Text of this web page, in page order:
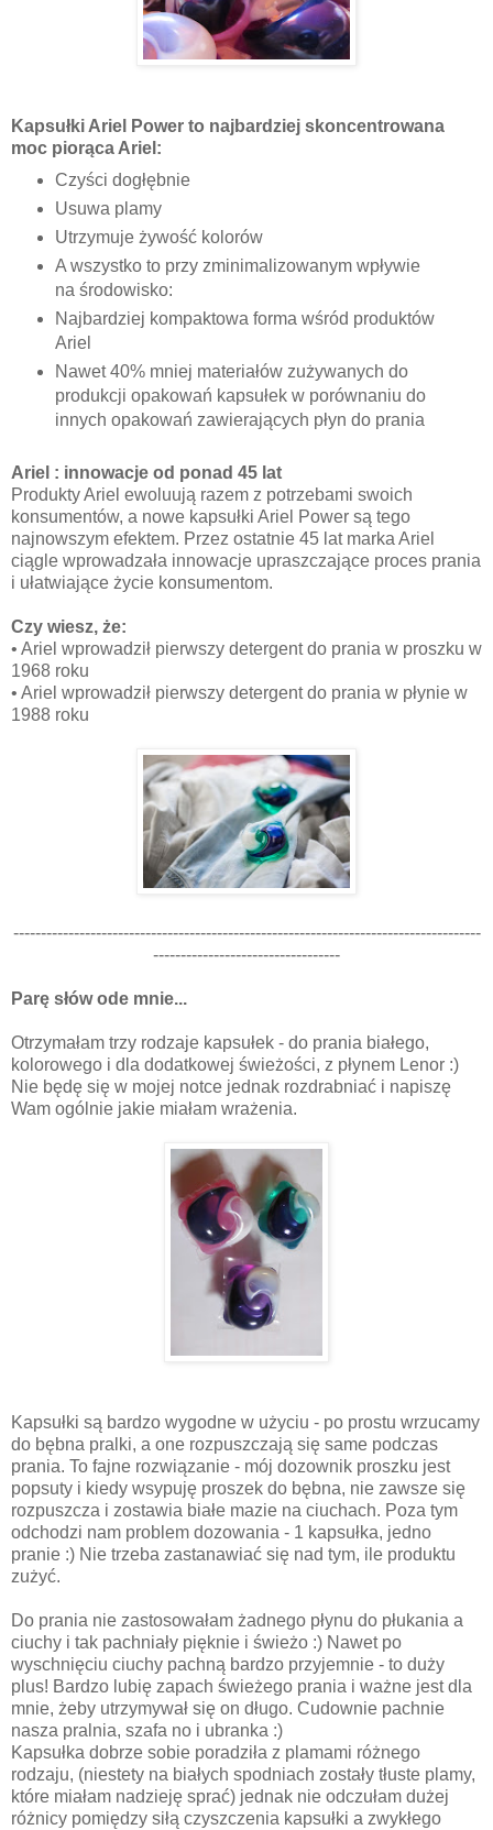
Kapsułki Ariel Power to najbardziej skoncentrowana
moc piorąca Ariel:
Czyści dogłębnie
Usuwa plamy
Utrzymuje żywość kolorów
A wszystko to przy zminimalizowanym wpływie
na środowisko:
Najbardziej kompaktowa forma wśród produktów
Ariel
Nawet 40% mniej materiałów zużywanych do
produkcji opakowań kapsułek w porównaniu do
innych opakowań zawierających płyn do prania
Ariel : innowacje od ponad 45 lat
Produkty Ariel ewoluują razem z potrzebami swoich
konsumentów, a nowe kapsułki Ariel Power są tego
najnowszym efektem. Przez ostatnie 45 lat marka Ariel
ciągle wprowadzała innowacje upraszczające proces prania
i ułatwiające życie konsumentom.
Czy wiesz, że:
• Ariel wprowadził pierwszy detergent do prania w proszku w
1968 roku
• Ariel wprowadził pierwszy detergent do prania w płynie w
1988 roku
-------------------------------------------------------------------------------------
----------------------------------
Parę słów ode mnie...
Otrzymałam trzy rodzaje kapsułek - do prania białego,
kolorowego i dla dodatkowej świeżości, z płynem Lenor :)
Nie będę się w mojej notce jednak rozdrabniać i napiszę
Wam ogólnie jakie miałam wrażenia.
Kapsułki są bardzo wygodne w użyciu - po prostu wrzucamy
do bębna pralki, a one rozpuszczają się same podczas
prania. To fajne rozwiązanie - mój dozownik proszku jest
popsuty i kiedy wsypuję proszek do bębna, nie zawsze się
rozpuszcza i zostawia białe mazie na ciuchach. Poza tym
odchodzi nam problem dozowania - 1 kapsułka, jedno
pranie :) Nie trzeba zastanawiać się nad tym, ile produktu
zużyć.
Do prania nie zastosowałam żadnego płynu do płukania a
ciuchy i tak pachniały pięknie i świeżo :) Nawet po
wyschnięciu ciuchy pachną bardzo przyjemnie - to duży
plus! Bardzo lubię zapach świeżego prania i ważne jest dla
mnie, żeby utrzymywał się on długo. Cudownie pachnie
nasza pralnia, szafa no i ubranka :)
Kapsułka dobrze sobie poradziła z plamami różnego
rodzaju, (niestety na białych spodniach zostały tłuste plamy,
które miałam nadzieję sprać) jednak nie odczułam dużej
różnicy pomiędzy siłą czyszczenia kapsułki a zwykłego